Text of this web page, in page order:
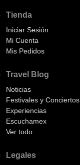
Tienda
Iniciar Sesión
Mi Cuenta
Mis Pedidos
Travel Blog
Noticias
Festivales y Conciertos
Experiencias
Escuchamex
Ver todo
Legales